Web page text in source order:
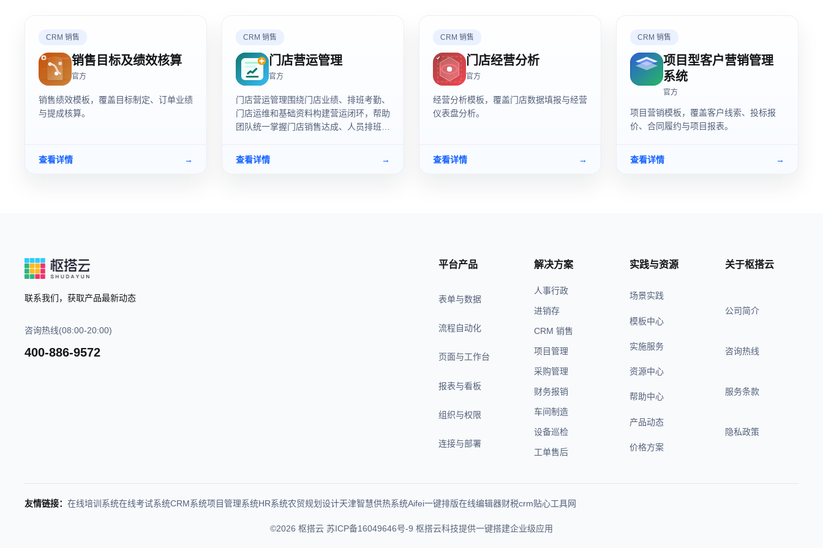
CRM 销售
销售目标及绩效核算
官方
销售绩效模板，覆盖目标制定、订单业绩
与提成核算。
查看详情 →
CRM 销售
门店营运管理
官方
门店营运管理围绕门店业绩、排班考勤、
门店运维和基础资料构建营运闭环，帮助
团队统一掌握门店销售达成、人员排班、
查看详情
→
CRM 销售
门店经营分析
官方
经营分析模板，覆盖门店数据填报与经营
仪表盘分析。
查看详情 →
CRM 销售
项目型客户营销管理
系统
官方
项目营销模板，覆盖客户线索、投标报
价、合同履约与项目报表。
查看详情 →
联系我们，获取产品最新动态
咨询热线(08:00-20:00)
400-886-9572
平台产品
表单与数据
流程自动化
页面与工作台
报表与看板
组织与权限
连接与部署
解决方案
人事行政
进销存
CRM 销售
项目管理
采购管理
财务报销
车间制造
设备巡检
工单售后
实践与资源
场景实践
模板中心
实施服务
资源中心
帮助中心
产品动态
价格方案
关于枢搭云
公司简介
咨询热线
服务条款
隐私政策
友情链接： 在线培训系统在线考试系统CRM系统项目管理系统HR系统农贸规划设计天津智慧供热系统Aifei一键排版在线编辑器财税crm贴心工具网
©2026 枢搭云 苏ICP备16049646号-9 枢搭云科技提供一键搭建企业级应用